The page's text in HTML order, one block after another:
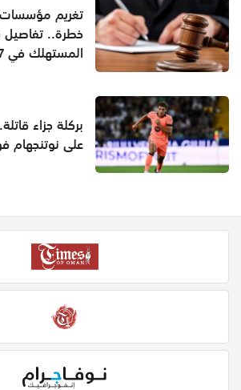
تغريم
خطرة.. تفاصيل
المستهلك في 7 أيام
بركلة جزاء
على نوتنجهام